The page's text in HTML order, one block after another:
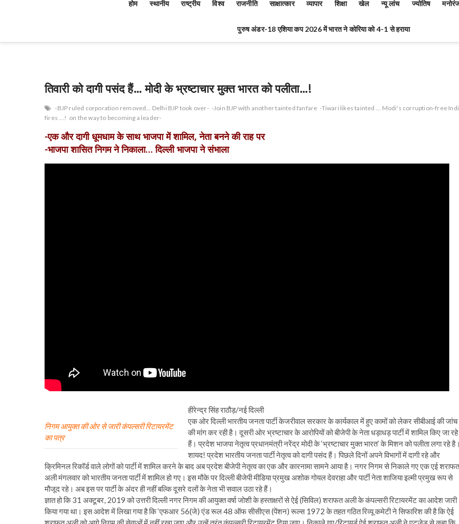
होम स्थानीय राष्ट्रीय विश्व राजनीति साक्षात्कार व्यापार शिक्षा खेल न्यू लांच ज्योतिष
पुरुष अंडर-18 एशिया कप 2026 में भारत ने कोरिया को 4-1 से हराया
तिवारी को दागी पसंद हैं… मोदी के भ्रष्टाचार मुक्त भारत को पलीता…!
-BJP ruled corporation removed… Delhi BJP took over- -Join BJP with another tainted fanfare -Tiwari likes tainted ... Modi's corruption-free
fires ...! on the way to becoming a leader-
-एक और दागी धूमधाम के साथ भाजपा में शामिल, नेता बनने की राह पर
-भाजपा शासित निगम ने निकाला… दिल्ली भाजपा ने संभाला
निगम आयुक्त की ओर से जारी कंपल्सरी रिटायरमेंट
का पत्र
हीरेन्द्र सिंह राठौड़/नई दिल्ली
एक ओर दिल्ली भारतीय जनता पार्टी केजरीवाल सरकार के कार्यकाल में हुए कामों को लेकर सीबीआई की जांच
की मांग कर रही है। दूसरी ओर भ्रष्टाचार के आरोपियों को बीजेपी के नेता धड़ाधड़ पार्टी में शामिल किए जा रहे
हैं। प्रदेश भाजपा नेतृत्व प्रधानमंत्री नरेंद्र मोदी के ‘भ्रष्टाचार मुक्त भारत’ के मिशन को पलीता लगा रहे है।
शायद! प्रदेश भारतीय जनता पार्टी नेतृत्व को दागी पसंद हैं। पिछले दिनों अपने विभागों में दागी रहे और
क्रिमिनल रिकॉर्ड वाले लोगों को पार्टी में शामिल करने के बाद अब प्रदेश बीजेपी नेतृत्व का एक और कारनामा सामने आया है। नगर निगम से निकाले गए एक एई शराफत
अली मंगलवार को भारतीय जनता पार्टी में शामिल हो गए। इस मौके पर दिल्ली बीजेपी मीडिया प्रमुख अशोक गोयल देवराहा और पार्टी नेता शाजिया इल्मी प्रमुख रूप से
मौजूद रहे। अब इस पर पार्टी के अंदर ही नहीं बल्कि दूसरे दलों के नेता भी सवाल उठा रहे हैं।
ज्ञात हो कि 31 अक्टूबर, 2019 को उत्तरी दिल्ली नगर निगम की आयुक्त वर्षा जोशी के हस्ताक्षरों से ऐई (सिविल) शराफत अली के कंपल्सरी रिटायरमेंट का आदेश जारी
किया गया था। इस आदेश में लिखा गया है कि ‘एफआर 56(जे) एंड रूल 48 ऑफ सीसीएस (पेंशन) रूल्स 1972 के तहत गठित रिव्यू कमेटी ने सिफारिश की है कि ऐई